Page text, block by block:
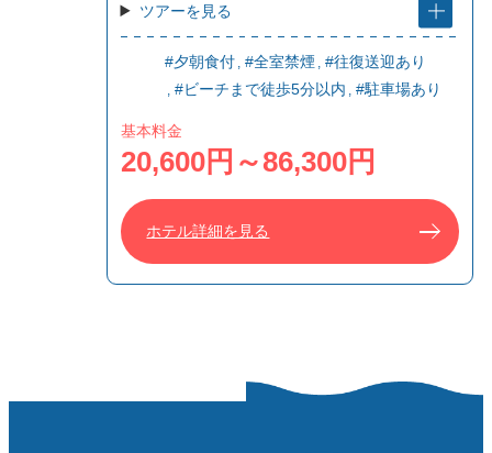
ツアーを見る
#夕朝食付 #全室禁煙 #往復送迎あり
#ビーチまで徒歩5分以内
#駐車場あり
基本料金
20,600円～86,300円
ホテル詳細を見る